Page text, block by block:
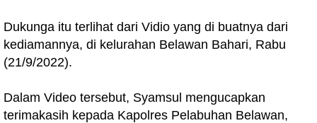
Dukunga itu terlihat dari Vidio yang di buatnya dari
kediamannya, di kelurahan Belawan Bahari, Rabu
(21/9/2022).
Dalam Video tersebut, Syamsul mengucapkan
terimakasih kepada Kapolres Pelabuhan Belawan,